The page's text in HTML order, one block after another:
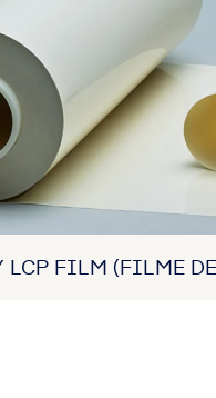
LCP FILM (FILME